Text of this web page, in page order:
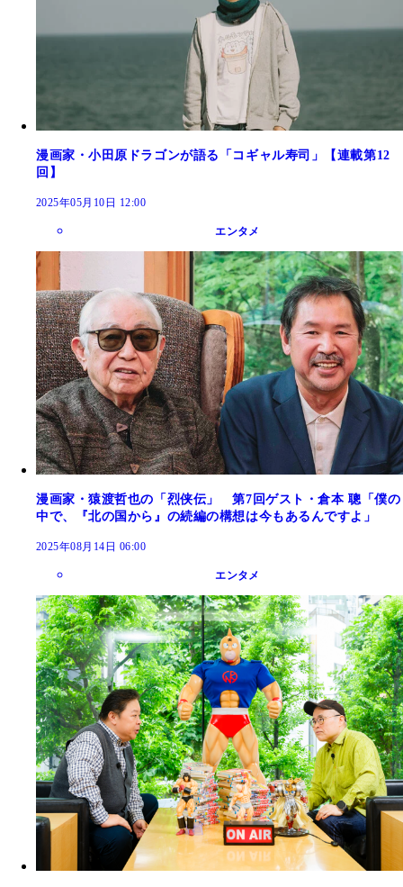
漫画家・小田原ドラゴンが語る「コギャル寿司」【連載第12
回】
2025年05月10日 12:00
エンタメ
漫画家・猿渡哲也の「烈侠伝」 第7回ゲスト・倉本 聰「僕の
中で、『北の国から』の続編の構想は今もあるんですよ」
2025年08月14日 06:00
エンタメ